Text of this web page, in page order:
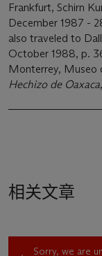
Frankfurt, Schirn
December 1987 -
also traveled to
October 1988, p.
Monterrey, Museo
Hechizo de Oaxaca
相关文章
Sorry, we are